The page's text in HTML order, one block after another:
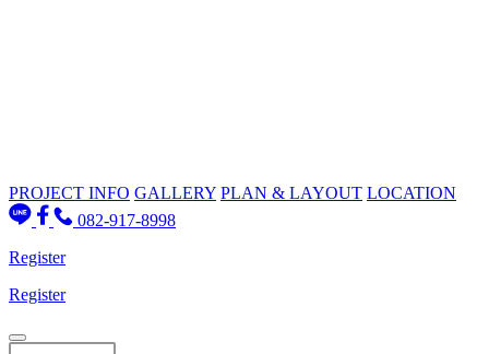
PROJECT INFO GALLERY PLAN & LAYOUT LOCATION
082-917-8998
Register
Register